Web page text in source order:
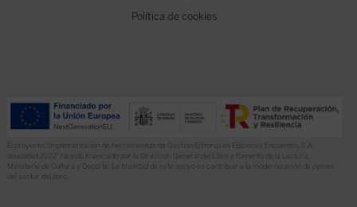
Política de cookies
El proyecto “Implementación de herramientas de Gestión Editorial en Ediciones Encuentro, S.A.
anualidad 2022” ha sido financiado por la Dirección General del Libro y Fomento de la Lectura,
Ministerio de Cultura y Deporte. La finalidad de este apoyo es contribuir a la modernización de pymes
del sector del libro.